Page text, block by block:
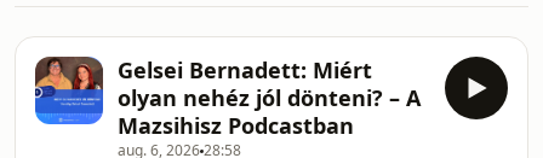
Gelsei Bernadett: Miért
olyan nehéz jól dönteni? – A
Mazsihisz Podcastban
aug. 6, 202628:58